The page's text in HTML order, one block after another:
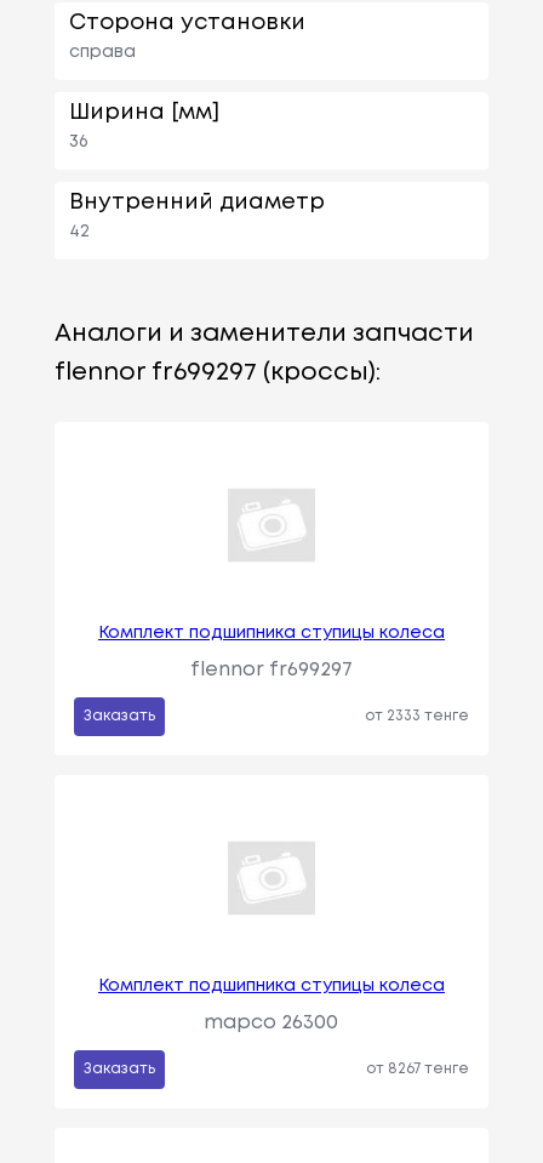
Сторона установки
справа
Ширина [мм]
36
Внутренний диаметр
42
Аналоги и заменители запчасти
flennor fr699297 (кроссы):
Комплект подшипника ступицы колеса
flennor fr699297
Заказать от 2333 тенге
Комплект подшипника ступицы колеса
mapco 26300
Заказать от 8267 тенге